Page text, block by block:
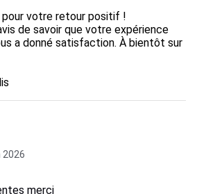
pour votre retour positif !
de savoir que votre expérience
a donné satisfaction. À bientôt sur
2026
merci